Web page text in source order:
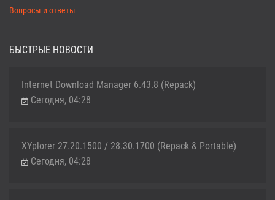
Вопросы и ответы
БЫСТРЫЕ НОВОСТИ
Internet Download Manager 6.43.8 (Repack)
Сегодня, 04:28
XYplorer 27.20.1500 / 28.30.1700 (Repack & Portable)
Сегодня, 04:28